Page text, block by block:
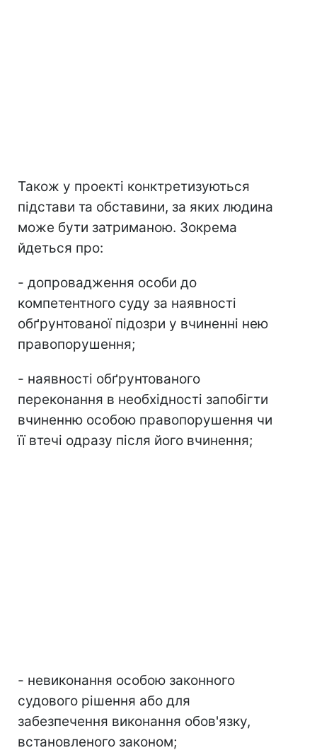
Також у проекті конктретизуються
підстави та обставини, за яких людина
може бути затриманою. Зокрема
йдеться про:
- допровадження особи до
компетентного суду за наявності
обґрунтованої підозри у вчиненні нею
правопорушення;
- наявності обґрунтованого
переконання в необхідності запобігти
вчиненню особою правопорушення чи
її втечі одразу після його вчинення;
- невиконання особою законного
судового рішення або для
забезпечення виконання обов'язку,
встановленого законом;